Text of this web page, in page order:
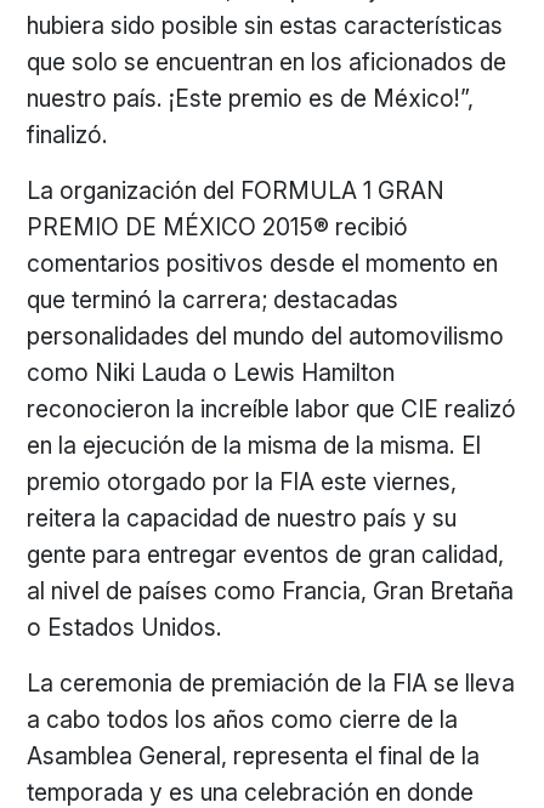
hubiera sido posible sin estas características
que solo se encuentran en los aficionados de
nuestro país. ¡Este premio es de México!”,
finalizó.
La organización del FORMULA 1 GRAN
PREMIO DE MÉXICO 2015® recibió
comentarios positivos desde el momento en
que terminó la carrera; destacadas
personalidades del mundo del automovilismo
como Niki Lauda o Lewis Hamilton
reconocieron la increíble labor que CIE realizó
en la ejecución de la misma de la misma. El
premio otorgado por la FIA este viernes,
reitera la capacidad de nuestro país y su
gente para entregar eventos de gran calidad,
al nivel de países como Francia, Gran Bretaña
o Estados Unidos.
La ceremonia de premiación de la FIA se lleva
a cabo todos los años como cierre de la
Asamblea General, representa el final de la
temporada y es una celebración en donde